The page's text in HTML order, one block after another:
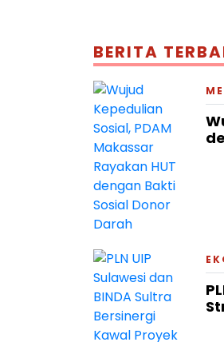
BERITA